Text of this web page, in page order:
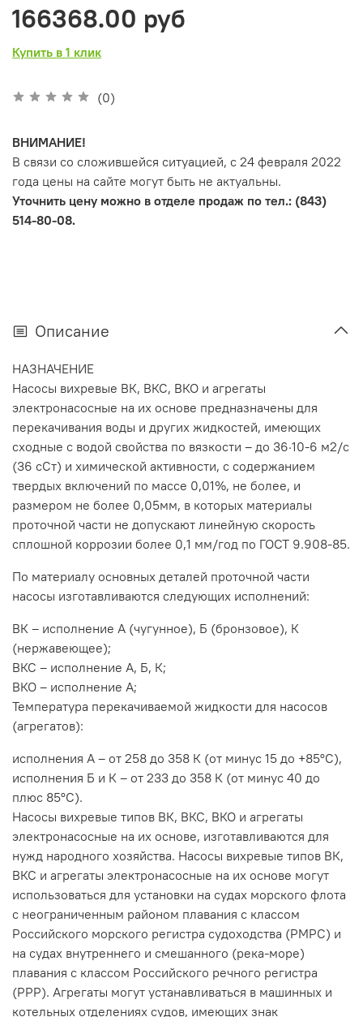
(0)
166368.00 руб
Купить в 1 клик
ВНИМАНИЕ!
В связи со сложившейся ситуацией, с 24 февраля 2022
года цены на сайте могут быть не актуальны.
Уточнить цену можно в отделе продаж по тел.: (843)
514-80-08.
Описание
НАЗНАЧЕНИЕ
Насосы вихревые ВК, ВКС, ВКО и агрегаты
электронасосные на их основе предназначены для
перекачивания воды и других жидкостей, имеющих
сходные с водой свойства по вязкости – до 36·10-6 м2/с
(36 сСт) и химической активности, с содержанием
твердых включений по массе 0,01%, не более, и
размером не более 0,05мм, в которых материалы
проточной части не допускают линейную скорость
сплошной коррозии более 0,1 мм/год по ГОСТ 9.908-85.
По материалу основных деталей проточной части
насосы изготавливаются следующих исполнений:
ВК – исполнение А (чугунное), Б (бронзовое), К
(нержавеющее);
ВКС – исполнение А, Б, К;
ВКО – исполнение А;
Температура перекачиваемой жидкости для насосов
(агрегатов):
исполнения А – от 258 до 358 К (от минус 15 до +85°С),
исполнения Б и К – от 233 до 358 К (от минус 40 до
плюс 85°С).
Насосы вихревые типов ВК, ВКС, ВКО и агрегаты
электронасосные на их основе, изготавливаются для
нужд народного хозяйства. Насосы вихревые типов ВК,
ВКС и агрегаты электронасосные на их основе могут
использоваться для установки на судах морского флота
с неограниченным районом плавания с классом
Российского морского регистра судоходства (РМРС) и
на судах внутреннего и смешанного (река-море)
плавания с классом Российского речного регистра
(РРР). Агрегаты могут устанавливаться в машинных и
котельных отделениях судов, имеющих знак